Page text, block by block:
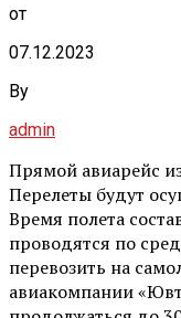
от
07.12.2023
By
admin
Прямой авиарейс
Перелеты будут
Время полета
проводятся по
перевозить на
авиакомпании